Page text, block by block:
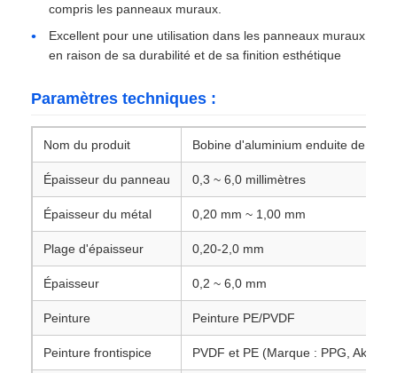
feuille d'aluminium laminée
Nid d'abeilles en aluminium
Miroir en aluminium
compris les panneaux muraux.
Excellent pour une utilisation dans les panneaux muraux
en raison de sa durabilité et de sa finition esthétique
Paramètres techniques :
Nom du produit Bobine d'aluminium enduite de
Épaisseur du panneau 0,3 ~ 6,0 millimètres
Épaisseur du métal 0,20 mm ~ 1,00 mm
Plage d'épaisseur 0,20-2,0 mm
Épaisseur 0,2 ~ 6,0 mm
Peinture Peinture PE/PVDF
Peinture frontispice PVDF et PE (Marque : PPG,